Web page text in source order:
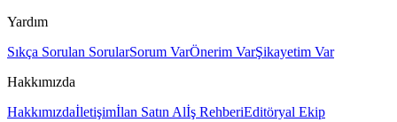
Yardım
Sıkça Sorulan SorularSorum VarÖnerim VarŞikayetim Var
Hakkımızda
Hakkımızdaİletişimİlan Satın Alİş RehberiEditöryal Ekip